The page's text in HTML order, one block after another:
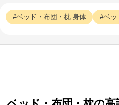
ベッド・布団・枕 身体 ベッ